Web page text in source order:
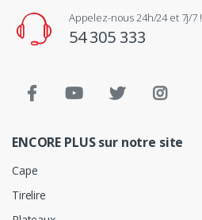
Appelez-nous 24h/24 et 7j/7 !
54 305 333
ENCORE PLUS sur notre site
Cape
Tirelire